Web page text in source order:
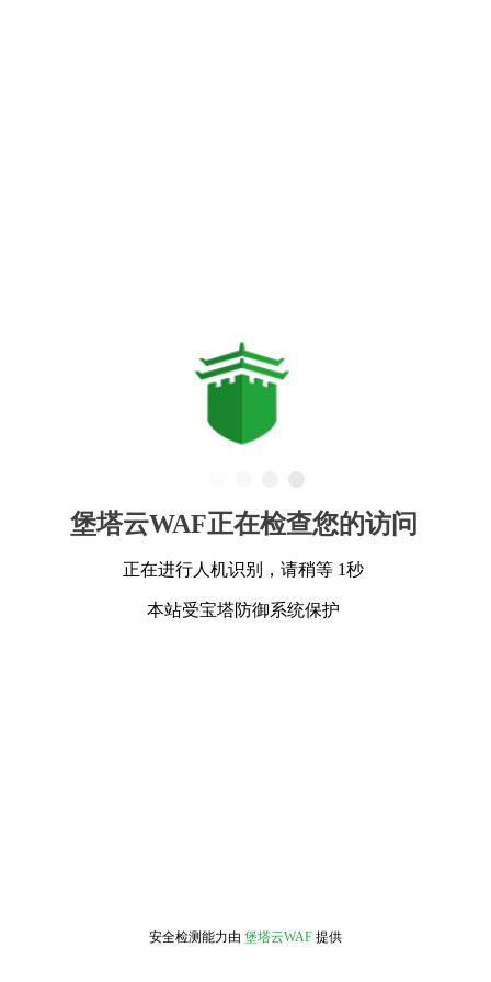
堡塔云WAF正在检查您的访问
正在进行人机识别，请稍等 1秒
本站受宝塔防御系统保护
安全检测能力由 堡塔云WAF 提供